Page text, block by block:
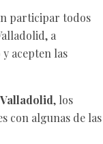
participar todos
a
acepten las
, los
con algunas de las